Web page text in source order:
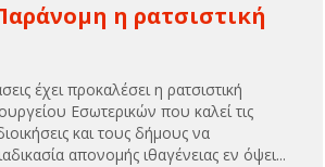
η ρατσιστική
έχει προκαλέσει η ρατσιστική
Εσωτερικών που καλεί τις
και τους δήμους να
απονομής ιθαγένειας εν όψει...